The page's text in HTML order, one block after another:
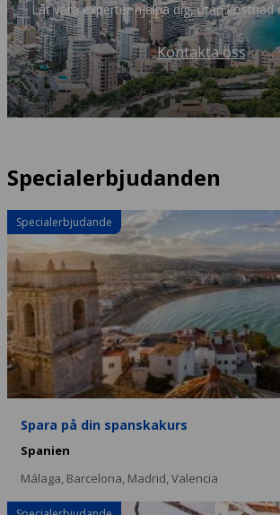
Låt våra experter hjälpa dig, utan kostnad
Kontakta oss
Specialerbjudanden
Specialerbjudande
Spara på din spanskakurs
Spanien
Málaga, Barcelona, Madrid,Valencia